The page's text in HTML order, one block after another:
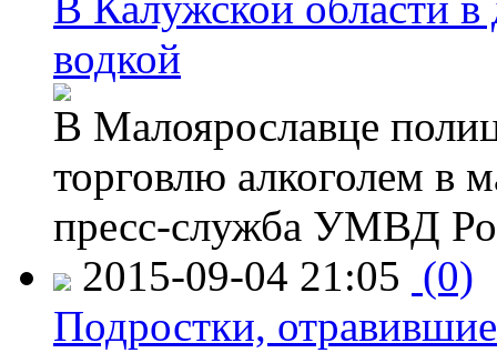
водкой
В Малоярославце
торговлю алкоголем в
пресс-служба УМВД
2015-09-04 21:05 (0)
Подростки,